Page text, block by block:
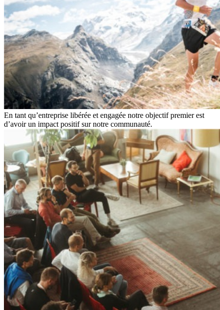
En tant qu’entreprise libérée et engagée notre objectif premier est
d’avoir un impact positif sur notre communauté.